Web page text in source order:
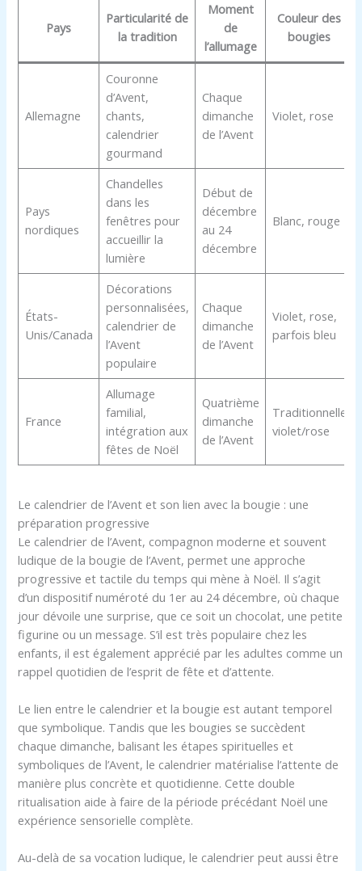
Pays
Particularité de
la tradition
Moment
de
l’allumage
Couleur des
bougies
Allemagne
Couronne
d’Avent,
chants,
calendrier
gourmand
Chaque
dimanche
de l’Avent
Violet, rose
Pays
nordiques
Chandelles
dans les
fenêtres pour
accueillir la
lumière
Début de
décembre
au 24
décembre
Blanc, rouge
États-
Unis/Canada
Décorations
personnalisées,
calendrier de
l’Avent
populaire
Chaque
dimanche
de l’Avent
Violet, rose,
parfois bleu
France
Allumage
familial,
intégration aux
fêtes de Noël
Quatrième
dimanche
de l’Avent
Traditionnelle
violet/rose
Le calendrier de l’Avent et son lien avec la bougie : une
préparation progressive
Le calendrier de l’Avent, compagnon moderne et souvent
ludique de la bougie de l’Avent, permet une approche
progressive et tactile du temps qui mène à Noël. Il s’agit
d’un dispositif numéroté du 1er au 24 décembre, où chaque
jour dévoile une surprise, que ce soit un chocolat, une petite
figurine ou un message. S’il est très populaire chez les
enfants, il est également apprécié par les adultes comme un
rappel quotidien de l’esprit de fête et d’attente.
Le lien entre le calendrier et la bougie est autant temporel
que symbolique. Tandis que les bougies se succèdent
chaque dimanche, balisant les étapes spirituelles et
symboliques de l’Avent, le calendrier matérialise l’attente de
manière plus concrète et quotidienne. Cette double
ritualisation aide à faire de la période précédant Noël une
expérience sensorielle complète.
Au-delà de sa vocation ludique, le calendrier peut aussi être